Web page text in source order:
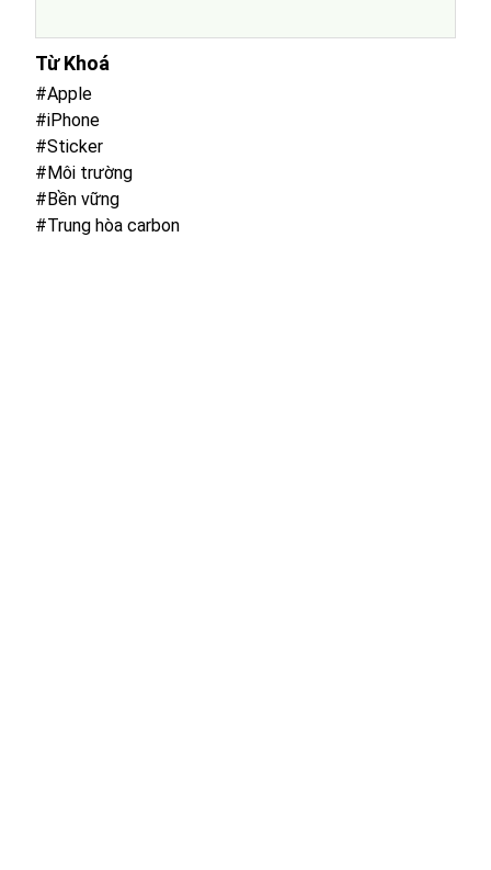
Từ Khoá
#Apple
#iPhone
#Sticker
#Môi trường
#Bền vững
#Trung hòa carbon